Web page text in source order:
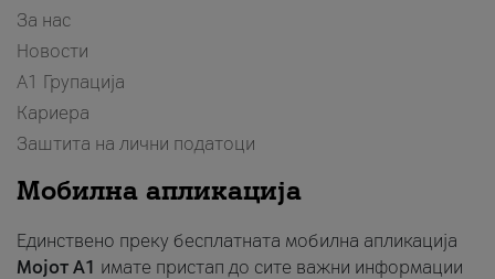
За нас
Новости
А1 Групација
Кариера
Заштита на лични податоци
Мобилна апликација
Единствено преку бесплатната мобилна апликација
Мојот A1 имате пристап до сите важни информации